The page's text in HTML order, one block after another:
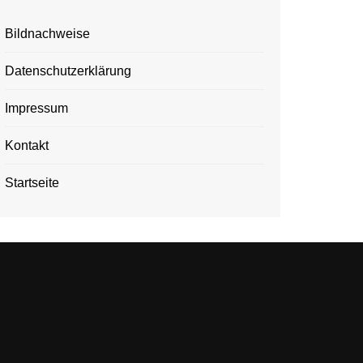
Bildnachweise
Datenschutzerklärung
Impressum
Kontakt
Startseite